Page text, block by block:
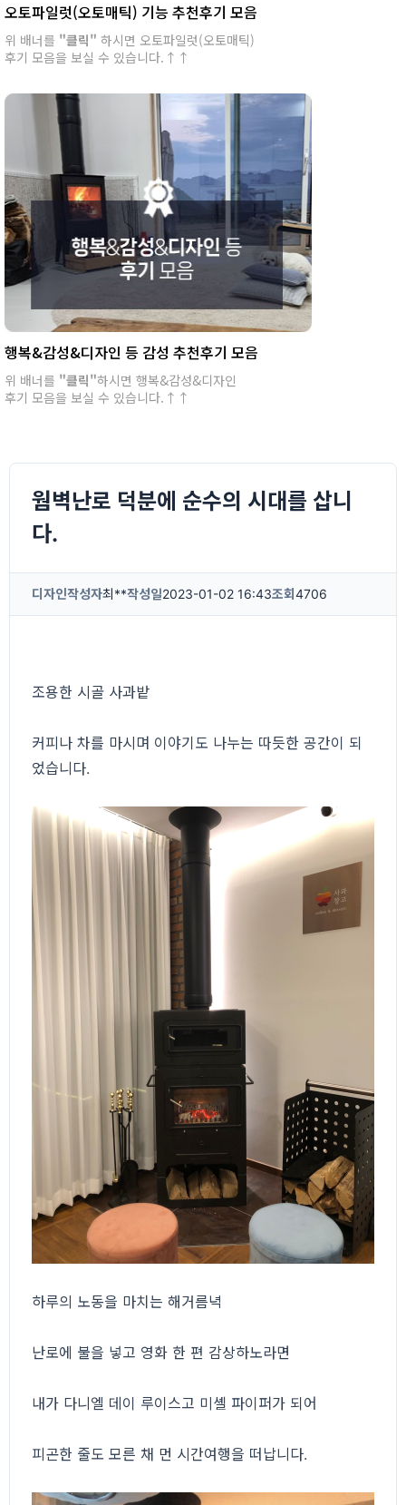
오토파일럿(오토매틱) 기능 추천후기 모음
위 배너를 "클릭" 하시면 오토파일럿(오토매틱)
후기 모음을 보실 수 있습니다.↑↑
행복&감성&디자인 등 감성 추천후기 모음
위 배너를 "클릭"하시면 행복&감성&디자인
후기 모음을 보실 수 있습니다.↑↑
웜벽난로 덕분에 순수의 시대를 삽니
다.
디자인작성자최**작성일2023-01-02 16:43조회 4706
조용한 시골 사과밭
커피나 차를 마시며 이야기도 나누는 따듯한 공간이 되
었습니다.
하루의 노동을 마치는 해거름녁
난로에 불을 넣고 영화 한 편 감상하노라면
내가 다니엘 데이 루이스고 미셸 파이퍼가 되어
피곤한 줄도 모른 채 먼 시간여행을 떠납니다.